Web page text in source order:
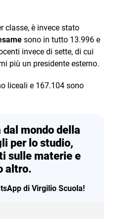
classe, è invece stato
sono in tutto 13.996 e
invece di sette, di cui
più un presidente esterno.
liceali e 167.104 sono
mondo della
per lo studio,
sulle materie e
altro.
di Virgilio Scuola!